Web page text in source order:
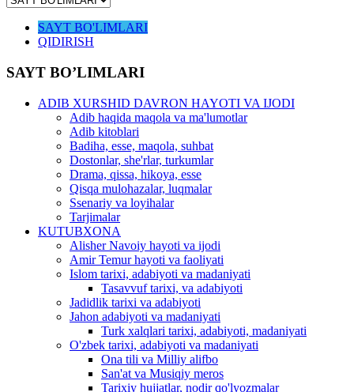
SAYT BO'LIMLARI
QIDIRISH
SAYT BO’LIMLARI
ADIB XURSHID DAVRON HAYOTI VA IJODI
Adib haqida maqola va ma'lumotlar
Adib kitoblari
Badiha, esse, maqola, suhbat
Dostonlar, she'rlar, turkumlar
Drama, qissa, hikoya, esse
Qisqa mulohazalar, luqmalar
Ssenariy va loyihalar
Tarjimalar
KUTUBXONA
Alisher Navoiy hayoti va ijodi
Amir Temur hayoti va faoliyati
Islom tarixi, adabiyoti va madaniyati
Tasavvuf tarixi, va adabiyoti
Jadidlik tarixi va adabiyoti
Jahon adabiyoti va madaniyati
Turk xalqlari tarixi, adabiyoti, madaniyati
O'zbek tarixi, adabiyoti va madaniyati
Ona tili va Milliy alifbo
San'at va Musiqiy meros
Tarixiy hujjatlar, nodir qo'lyozmalar